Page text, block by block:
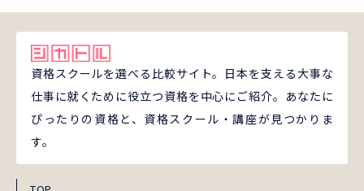
資格スクールを選べる比較サイト。日本を支える大事な
仕事に就くために役立つ資格を中心にご紹介。あなたに
ぴったりの資格と、資格スクール・講座が見つかりま
す。